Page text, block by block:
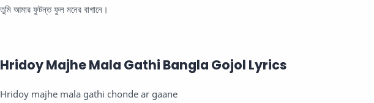
তুমি আমার ফুটন্ত ফুল মনের বাগানে।
Hridoy Majhe Mala Gathi Bangla Gojol Lyrics
Hridoy majhe mala gathi chonde ar gaane